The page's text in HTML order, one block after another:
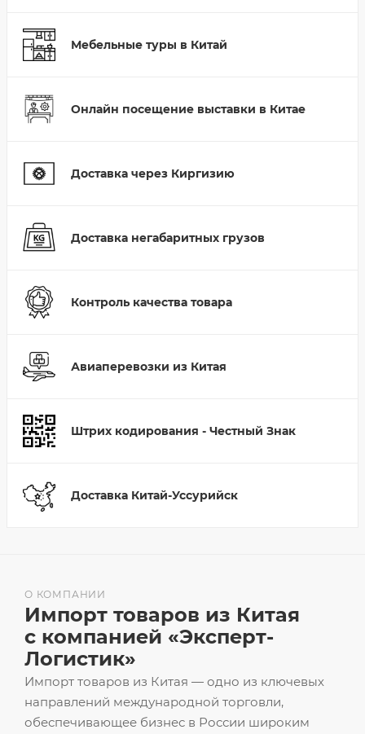
Мебельные туры в Китай
Онлайн посещение выставки в Китае
Доставка через Киргизию
Доставка негабаритных грузов
Контроль качества товара
Авиаперевозки из Китая
Штрих кодирования - Честный Знак
Доставка Китай-Уссурийск
Импорт товаров из Китая — одно из ключевых
направлений международной торговли,
обеспечивающее бизнес в России широким
О КОМПАНИИ
Импорт товаров из Китая
с компанией «Эксперт-
Логистик»